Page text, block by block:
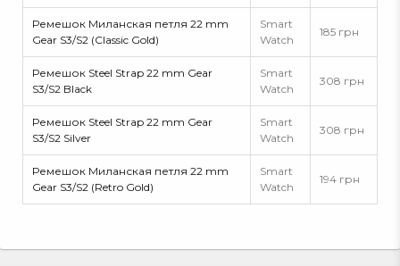
Ремешок Миланская петля 22 mm
Gear S3/S2 (Classic Gold)
Smart
Watch
185 грн
Ремешок Steel Strap 22 mm Gear
S3/S2 Black
Smart
Watch
308 грн
Ремешок Steel Strap 22 mm Gear
S3/S2 Silver
Smart
Watch
308 грн
Ремешок Миланская петля 22 mm
Gear S3/S2 (Retro Gold)
Smart
Watch
194 грн